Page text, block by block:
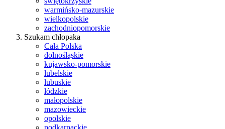
warmińsko-mazurskie
wielkopolskie
zachodniopomorskie
Szukam chłopaka
Cała Polska
dolnośląskie
kujawsko-pomorskie
lubelskie
lubuskie
łódzkie
małopolskie
mazowieckie
opolskie
podkarpackie